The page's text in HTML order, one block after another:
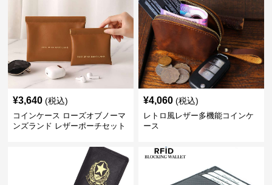
¥3,640 (税込)
コインケース ローズオブノーマ
ンズランド レザーポーチセット
¥4,060 (税込)
レトロ風レザー多機能コインケ
ース